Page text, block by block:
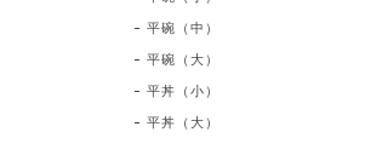
平碗（中）
平碗（大）
平丼（小）
平丼（大）